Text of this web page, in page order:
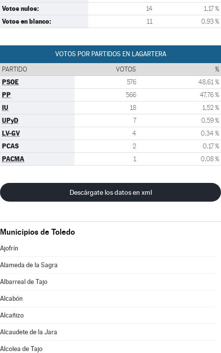
Votos nulos: 14 1,17 %
Votos en blanco: 11 0,93 %
VOTOS POR PARTIDOS EN LAGARTERA
PARTIDO VOTOS %
PSOE 576 48,61 %
PP 566 47,76 %
IU 18 1,52 %
UPyD 7 0,59 %
LV-GV 4 0,34 %
PCAS 2 0,17 %
PACMA 1 0,08 %
Descárgate los datos en xml
Municipios de Toledo
Ajofrín
Alameda de la Sagra
Albarreal de Tajo
Alcabón
Alcañizo
Alcaudete de la Jara
Alcolea de Tajo